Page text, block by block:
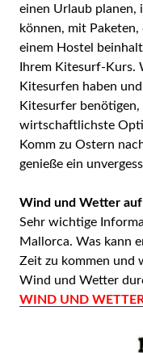
einen Urlaub planen,
können, mit
einem Hostel
Ihrem Kitesurf-Kurs.
Kitesurfen haben
Kitesurfer
wirtschaftlichste
Komm zu Ostern
genieße ein
Wind und Wetter
Sehr wichtige
Mallorca. Was kann
Zeit zu kommen und
Wind und Wetter
WIND UND